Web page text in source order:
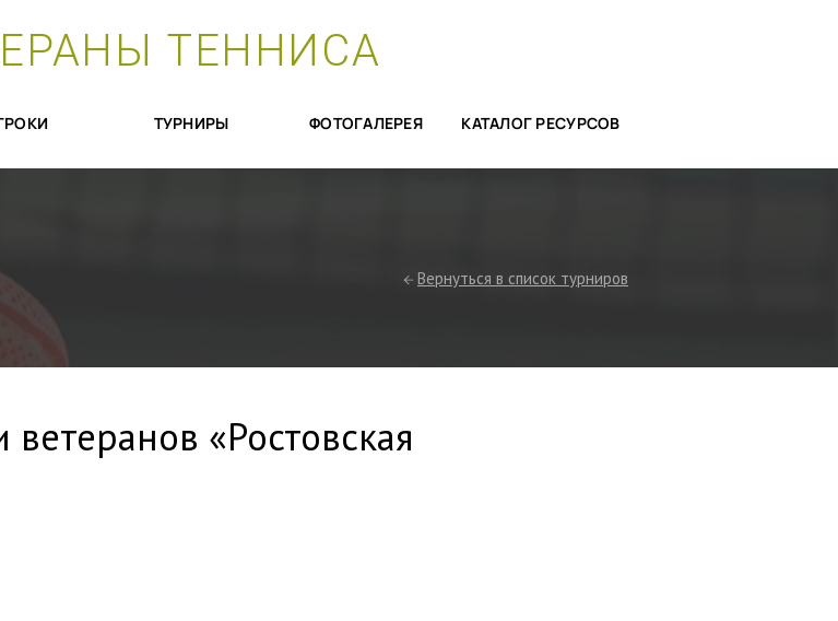
ТЕННИСА
ТУРНИРЫ ФОТОГАЛЕРЕЯ КАТАЛОГ РЕСУРСОВ
Вернуться в список турниров
«Ростовская